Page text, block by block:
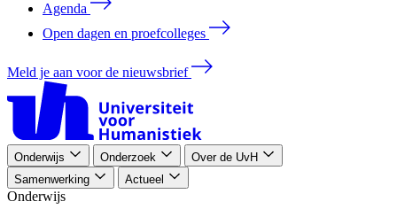
Agenda
Open dagen en proefcolleges
Meld je aan voor de nieuwsbrief
Onderwijs Onderzoek
Over de UvH
Samenwerking
Actueel
Onderwijs